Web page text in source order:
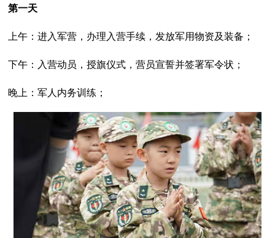
第一天
上午：进入军营，办理入营手续，发放军用物资及装备；
下午：入营动员，授旗仪式，营员宣誓并签署军令状；
晚上：军人内务训练；